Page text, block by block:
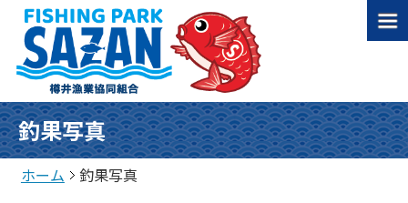
釣果写真
ホーム 釣果写真